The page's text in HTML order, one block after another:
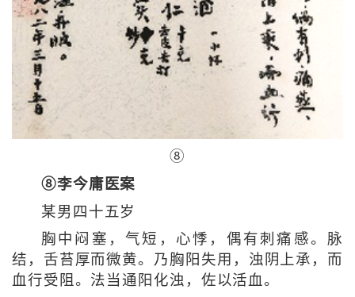
⑧
⑧李今庸医案
某男四十五岁
胸中闷塞，气短，心悸，偶有刺痛感。脉
结，舌苔厚而微黄。乃胸阳失用，浊阴上承，而
血行受阻。法当通阳化浊，佐以活血。